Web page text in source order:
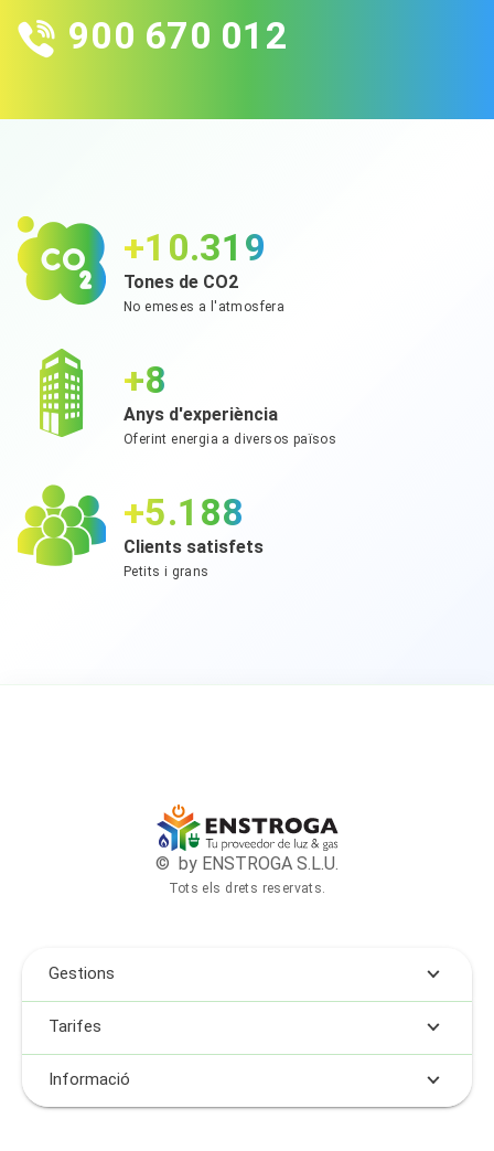
900 670 012
+11.408
Tones de CO2
No emeses a l'atmosfera
+9
Anys d'experiència
Oferint energia a diversos països
+5.736
Clients satisfets
Petits i grans
© by ENSTROGA S.L.U.
Tots els drets reservats.
Gestions
Tarifes
Informació